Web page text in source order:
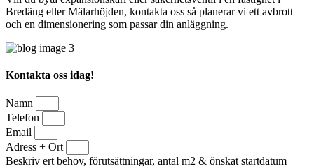
Bredäng eller Mälarhöjden, kontakta oss så planerar vi ett avbrott
och en dimensionering som passar din anläggning.
Kontakta oss idag!
Namn
Telefon
Email
Adress + Ort
Beskriv ert behov, förutsättningar, antal m2 & önskat startdatum